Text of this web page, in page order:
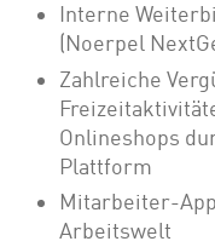
Interne
(Noerpel
Zahlreiche
Onlineshops
Plattform
Mitarbeiter-
Arbeitswelt